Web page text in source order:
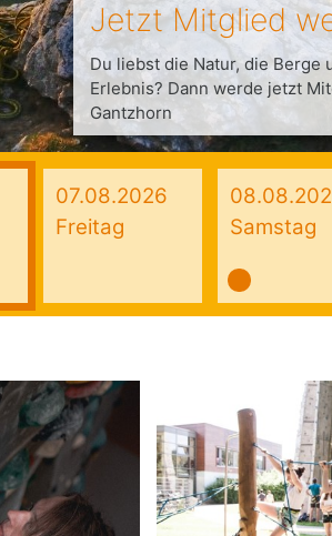
Jetzt Mitglied
Du liebst die Natur, die Berge
Erlebnis? Dann werde jetzt
Gantzhorn
07.08.2026
Freitag
Samstag